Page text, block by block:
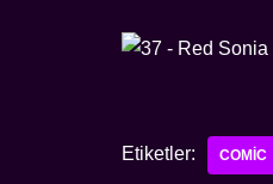
Etiketler: COMIC